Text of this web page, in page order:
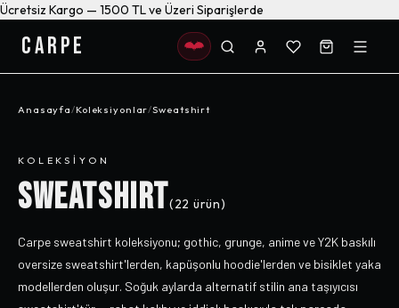
Ücretsiz Kargo — 1500 TL ve Üzeri Siparişlerde
CARPE
Anasayfa/Koleksiyonlar/Sweatshirt
KOLEKSIYON
SWEATSHIRT(22 ürün)
Carpe sweatshirt koleksiyonu; gothic, grunge, anime ve Y2K baskılı
oversize sweatshirt'lerden, kapüşonlu hoodie'lerden ve bisiklet yaka
modellerden oluşur. Soğuk aylarda alternatif stilin ana taşıyıcısı